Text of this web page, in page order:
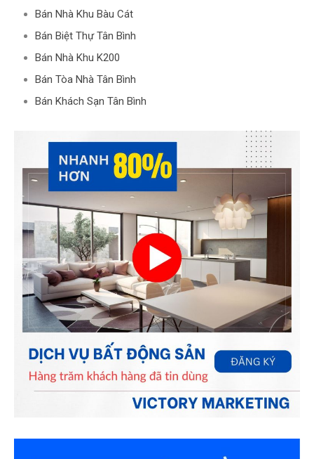
Bán Nhà Khu Bàu Cát
Bán Biệt Thự Tân Bình
Bán Nhà Khu K200
Bán Tòa Nhà Tân Bình
Bán Khách Sạn Tân Bình